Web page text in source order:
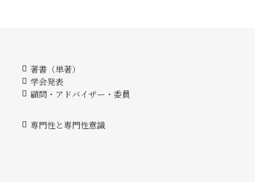
著書（単著）
学会発表
顧問・アドバイザー・委員
専門性と専門性意識